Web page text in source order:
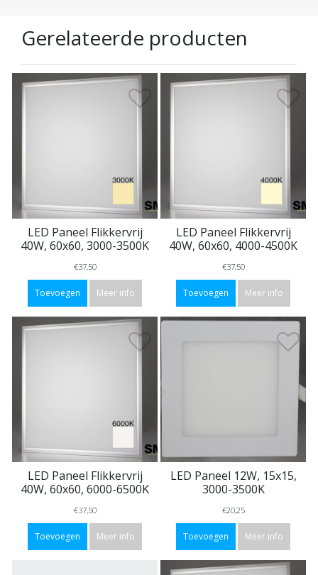
Gerelateerde producten
LED Paneel Flikkervrij
40W, 60x60, 3000-3500K
€37,50
Toevoegen Meer info
LED Paneel Flikkervrij
40W, 60x60, 4000-4500K
€37,50
Toevoegen Meer info
LED Paneel Flikkervrij
40W, 60x60, 6000-6500K
€37,50
Toevoegen Meer info
LED Paneel 12W, 15x15,
3000-3500K
€20,25
Toevoegen Meer info